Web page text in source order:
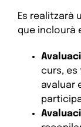
Es realitzarà
que inclourà
curs, es
avaluar